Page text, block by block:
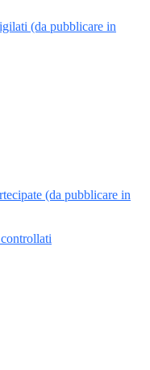
(da pubblicare in
(da pubblicare in